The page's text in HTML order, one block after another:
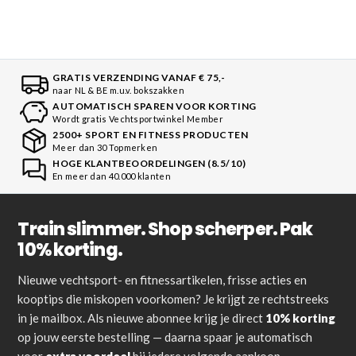
GRATIS VERZENDING VANAF € 75,-
naar NL & BE m.u.v. bokszakken
AUTOMATISCH SPAREN VOOR KORTING
Wordt gratis Vechtsportwinkel Member
2500+ SPORT EN FITNESS PRODUCTEN
Meer dan 30 Topmerken
HOGE KLANTBEOORDELINGEN (8.5/10)
En meer dan 40.000 klanten
Train slimmer. Shop scherper. Pak
10% korting.
Nieuwe vechtsport- en fitnessartikelen, frisse acties en
kooptips die miskopen voorkomen? Je krijgt ze rechtstreeks
in je mailbox. Als nieuwe abonnee krijg je direct 10% korting
op jouw eerste bestelling — daarna spaar je automatisch